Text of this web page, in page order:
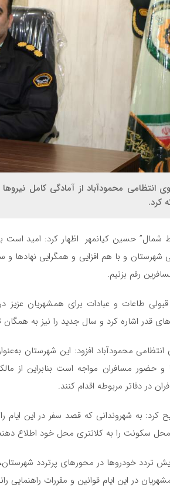
انتظامی محمودآباد از آمادگی کامل
کرد.
شمال” حسین کیانمهر اظهار کرد: امید است
شهرستان و با هم‌ افزایی و همگرایی نهادها
رقم بزنیم.
طاعات و عبادات برای همشهریان
قدر اشاره کرد و سال جدید را نیز به
انتظامی محمودآباد افزود: این شهرستان
و حضور مسافران مواجه است بنابراین از
در دفاتر مربوطه اقدام کنند.
کرد: به شهروندانی که قصد سفر در این ایام
سکونت را به کلانتری محل خود اطلاع
تردد خودروها در محورهای پرتردد
در این ایام قوانین و مقررات راهنمایی